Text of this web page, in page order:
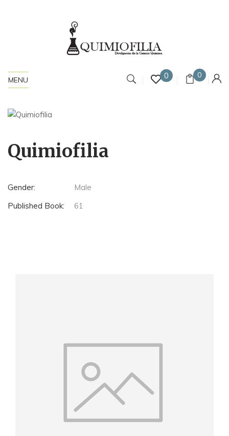
MENU 0 0
Quimiofilia
Gender:
Male
Published Book:
61